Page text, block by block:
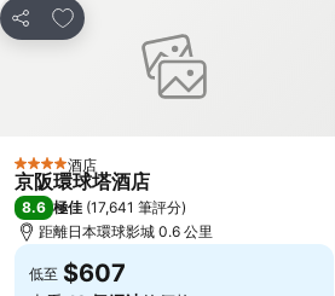
分享
放到收藏夾
4 星級 酒店
京阪環球塔酒店
8.6 極佳 (17,641 筆評分)
距離日本環球影城 0.6 公里
低至 $607